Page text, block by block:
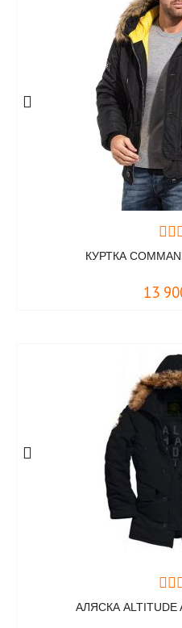
КУРТКА
13
АЛЯСКА ALTITUDE